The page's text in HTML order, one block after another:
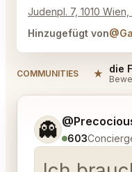
Judenpl. 7, 1010 Wien,
Hinzugefügt von
COMMUNITIES ★
👻 603
Sag mir noch